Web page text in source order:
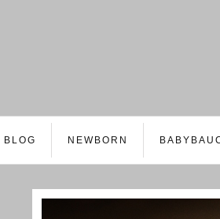
BLOG NEWBORN